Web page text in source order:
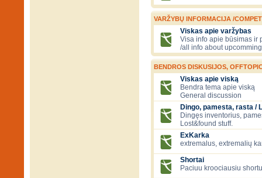
VARŽYBŲ INFORMACIJA /
Viskas apie varžybas
Visa info apie būsimas ir
/all info about
BENDROS DISKUSIJOS,
Viskas apie viską
Bendra tema apie viską
General discussion
Dingo, pamesta, rasta /
Dingęs inventorius,
Lost&found stuff.
ExKarka
extremalus, extremalių
Shortai
Paciuu kroociausiu